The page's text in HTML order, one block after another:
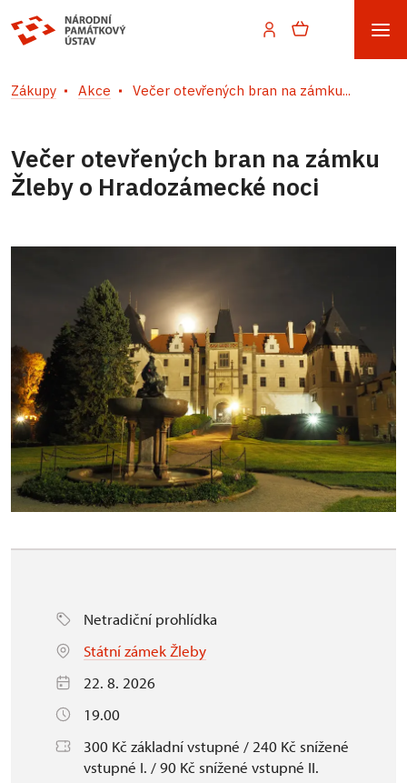
Zákupy Akce Večer otevřených bran na zámku...
Večer otevřených bran na zámku
Žleby o Hradozámecké noci
Netradiční prohlídka
Státní zámek Žleby
22. 8. 2026
19.00
300 Kč základní vstupné / 240 Kč snížené
vstupné I. / 90 Kč snížené vstupné II.